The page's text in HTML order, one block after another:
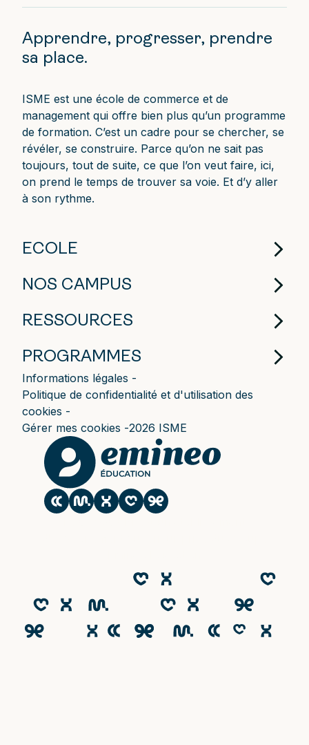
Apprendre, progresser, prendre
sa place.
ISME est une école de commerce et de
management qui offre bien plus qu’un programme
de formation. C’est un cadre pour se chercher, se
révéler, se construire. Parce qu’on ne sait pas
toujours, tout de suite, ce que l’on veut faire, ici,
on prend le temps de trouver sa voie. Et d’y aller
à son rythme.
ECOLE
NOS CAMPUS
RESSOURCES
PROGRAMMES
Informations légales
Politique de confidentialité et d'utilisation des
cookies
Gérer mes cookies
2026 ISME